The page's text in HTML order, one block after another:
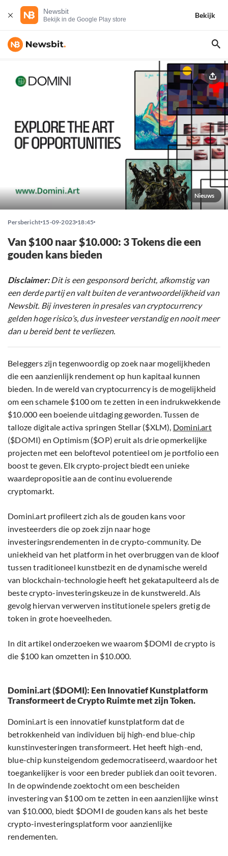
Newsbit
Bekijk in de Google Play store
Bekijk
Nieuws
Persbericht 15-09-2023 18:45
Van $100 naar $10.000: 3 Tokens die een
gouden kans bieden
Disclaimer:Dit is een gesponsord bericht, afkomstig van
een derde partij en valt buiten de verantwoordelijkheid van
Newsbit. Bij investeren in presales van cryptocurrency
gelden hoge risico’s, dus investeer verstandig en nooit meer
dan u bereid bent te verliezen.
Beleggers zijn tegenwoordig op zoek naar mogelijkheden
die een aanzienlijk rendement op hun kapitaal kunnen
bieden. In de wereld van cryptocurrency is de mogelijkheid
om een schamele $100 om te zetten in een indrukwekkende
$10.000 een boeiende uitdaging geworden. Tussen de
talloze digitale activa springen Stellar ($XLM), Domini.art
($DOMI) en Optimism ($OP) eruit als drie opmerkelijke
projecten met een beloftevol potentieel om je portfolio een
boost te geven. Elk crypto-project biedt een unieke
waardepropositie aan de continu evoluerende
cryptomarkt.
Domini.art profileert zich als de gouden kans voor
investeerders die op zoek zijn naar hoge
investeringsrendementen in de crypto-community. De
uniekheid van het platform in het overbruggen van de kloof
tussen traditioneel kunstbezit en de dynamische wereld
van blockchain-technologie heeft het gekatapulteerd als de
beste crypto-investeringskeuze in de kunstwereld. Als
gevolg hiervan verwerven institutionele spelers gretig de
token in grote hoeveelheden.
In dit artikel onderzoeken we waarom $DOMI de crypto is
die $100 kan omzetten in $10.000.
Domini.art ($DOMI): Een Innovatief Kunstplatform
Transformeert de Crypto Ruimte met zijn Token.
Domini.art is een innovatief kunstplatform dat de
betrokkenheid van individuen bij high-end blue-chip
kunstinvesteringen transformeert. Het heeft high-end,
blue-chip kunsteigendom gedemocratiseerd, waardoor het
toegankelijker is voor een breder publiek dan ooit tevoren.
In de opwindende zoektocht om een bescheiden
investering van $100 om te zetten in een aanzienlijke winst
van $10.000, biedt $DOMI de gouden kans als het beste
crypto-investeringsplatform voor aanzienlijke
rendementen.